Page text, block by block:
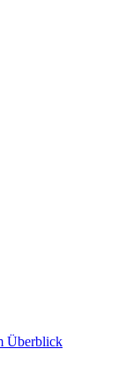
Überblick